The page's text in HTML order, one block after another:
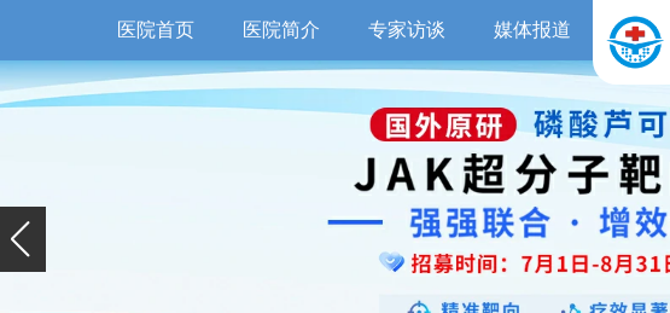
医院首页 医院简介 专家访谈 媒体报道